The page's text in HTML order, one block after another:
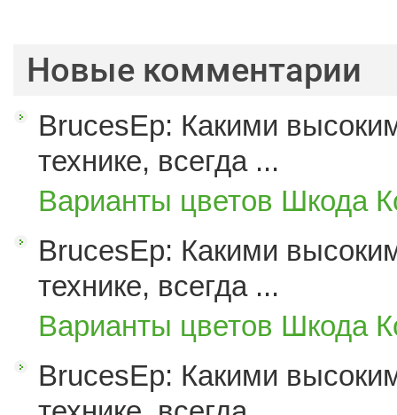
Новые комментарии
BrucesEp: Какими
технике, всегда ...
Варианты цветов Шкода
BrucesEp: Какими
технике, всегда ...
Варианты цветов Шкода
BrucesEp: Какими